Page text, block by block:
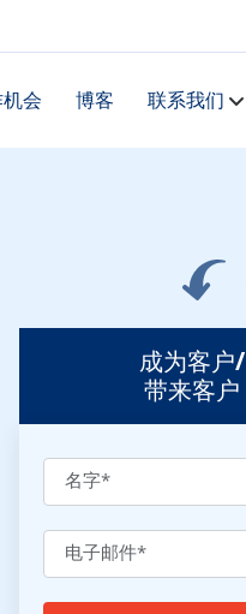
会 博客 联系我们
成为客户/
带来客户
名字*
电子邮件*